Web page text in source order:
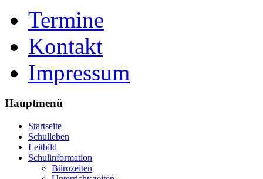
Termine
Kontakt
Impressum
Hauptmenü
Startseite
Schulleben
Leitbild
Schulinformation
Bürozeiten